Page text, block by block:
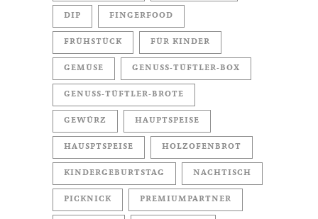
DIP FINGERFOOD
FRÜHSTÜCK FÜR KINDER
GEMÜSE GENUSS-TÜFTLER-BOX
GENUSS-TÜFTLER-BROTE
GEWÜRZ HAUPTSPEISE
HAUSPTSPEISE HOLZOFENBROT
KINDERGEBURTSTAG NACHTISCH
PICKNICK PREMIUMPARTNER